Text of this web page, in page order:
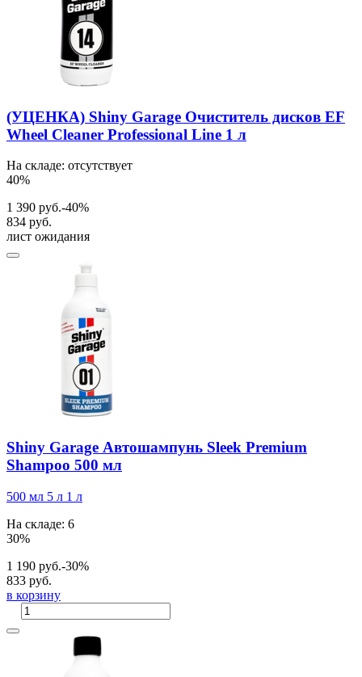
(УЦЕНКА) Shiny Garage Очиститель дисков EF
Wheel Cleaner Professional Line 1 л
На складе: отсутствует
40%
1 390 руб.-40%
834 руб.
лист ожидания
Shiny Garage Автошампунь Sleek Premium
Shampoo 500 мл
500 мл 5 л 1 л
На складе: 6
30%
1 190 руб.-30%
833 руб.
в корзину